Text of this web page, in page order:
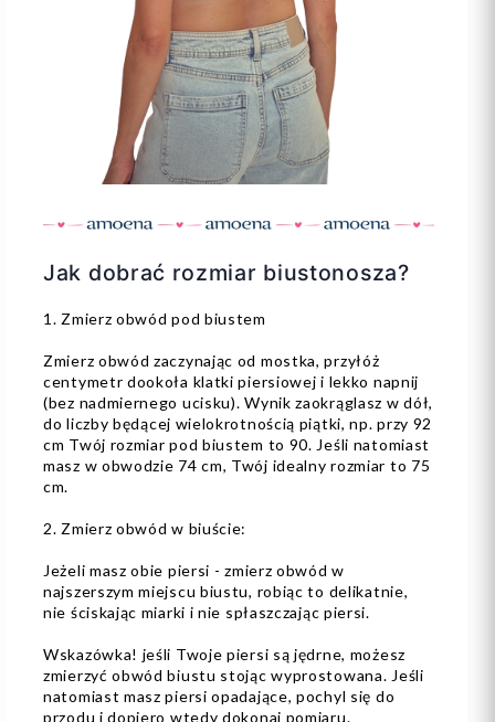
Jak dobrać rozmiar biustonosza?
1. Zmierz obwód pod biustem
Zmierz obwód zaczynając od mostka, przyłóż
centymetr dookoła klatki piersiowej i lekko napnij
(bez nadmiernego ucisku). Wynik zaokrąglasz w dół,
do liczby będącej wielokrotnością piątki, np. przy 92
cm Twój rozmiar pod biustem to 90. Jeśli natomiast
masz w obwodzie 74 cm, Twój idealny rozmiar to 75
cm.
2. Zmierz obwód w biuście:
Jeżeli masz obie piersi - zmierz obwód w
najszerszym miejscu biustu, robiąc to delikatnie,
nie ściskając miarki i nie spłaszczając piersi.
Wskazówka! jeśli Twoje piersi są jędrne, możesz
zmierzyć obwód biustu stojąc wyprostowana. Jeśli
natomiast masz piersi opadające, pochyl się do
przodu i dopiero wtedy dokonaj pomiaru.